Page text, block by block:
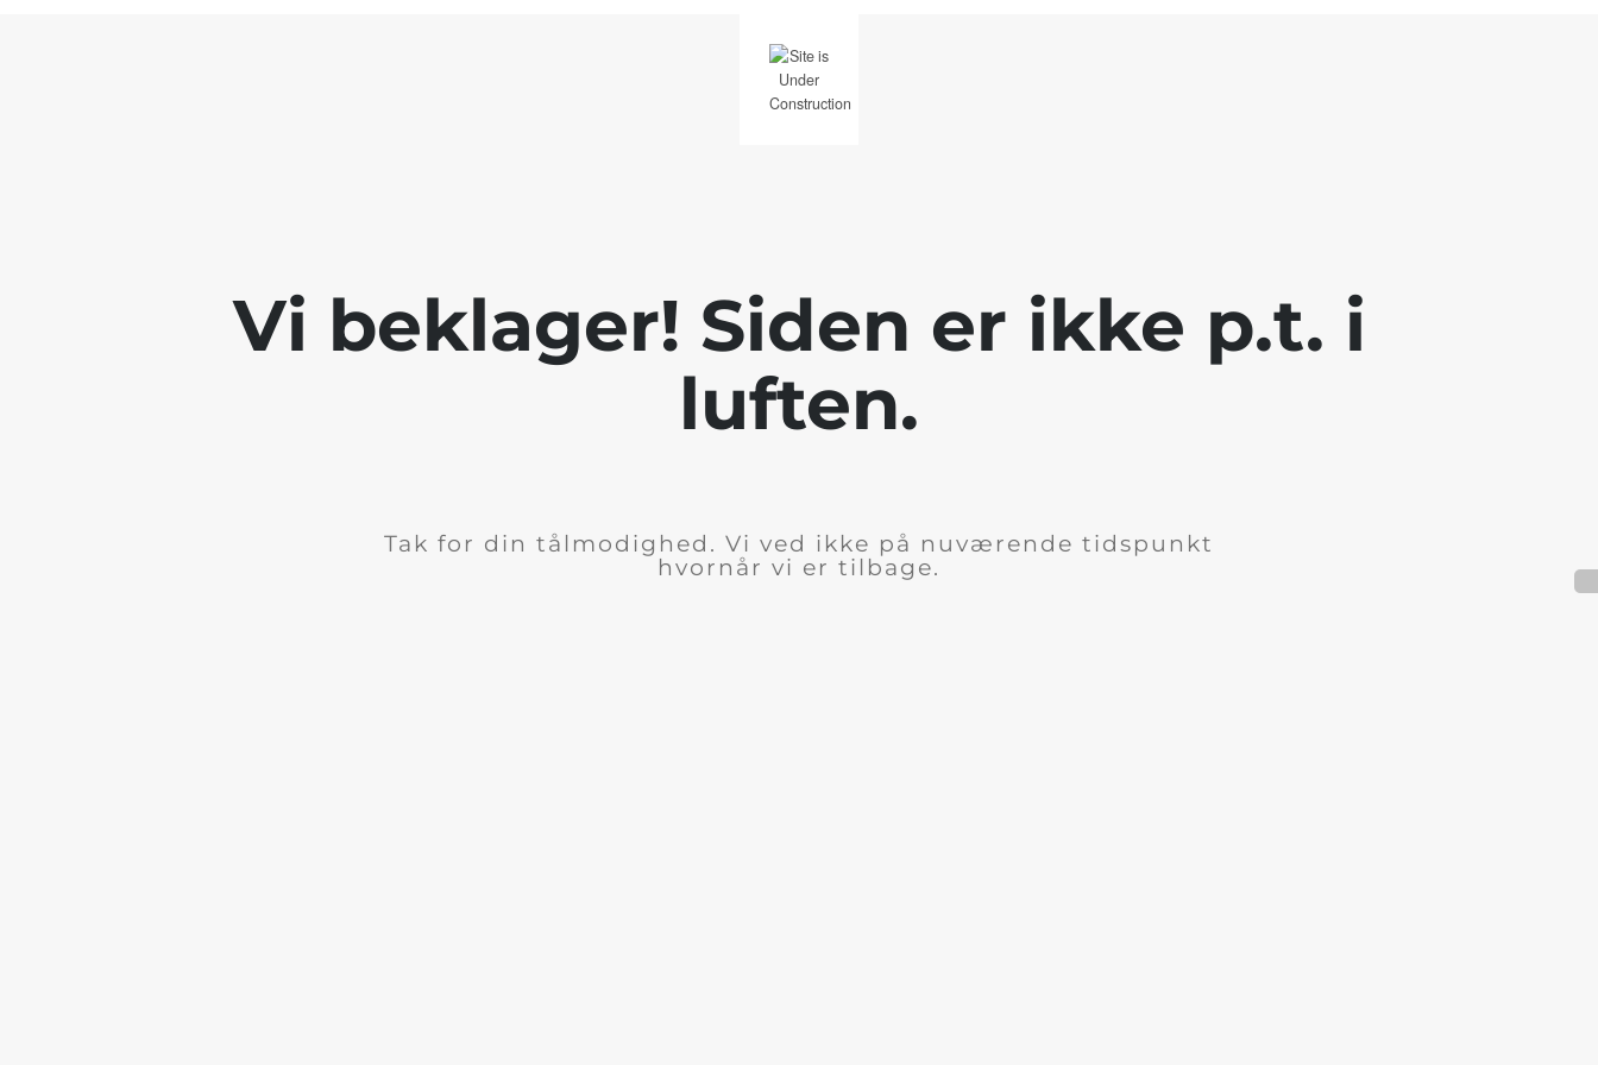
Vi beklager! Siden er ikke p.t. i
luften.
Tak for din tålmodighed. Vi ved ikke på nuværende tidspunkt
hvornår vi er tilbage.